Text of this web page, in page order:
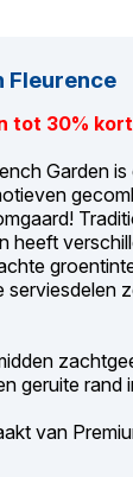
Fleurence
tot 30%
Garden
heeft
serviesdelen
geruite rand
van